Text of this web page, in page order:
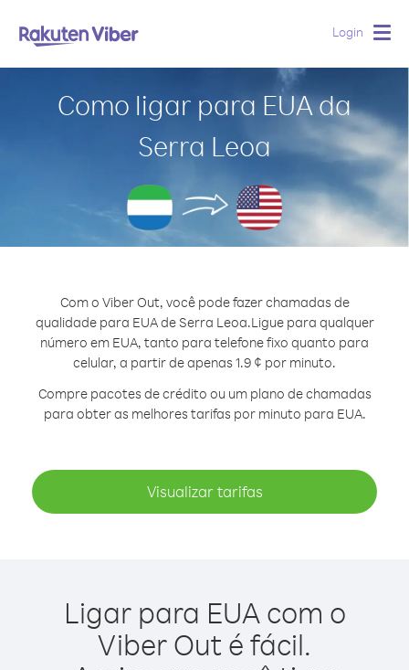
Login
Como ligar para EUA da
Serra Leoa
Com o Viber Out, você pode fazer chamadas de
qualidade para EUA de Serra Leoa.Ligue para qualquer
número em EUA, tanto para telefone fixo quanto para
celular, a partir de apenas 1.9 ¢ por minuto.
Compre pacotes de crédito ou um plano de chamadas
para obter as melhores tarifas por minuto para EUA.
Visualizar tarifas
Ligar para EUA com o
Viber Out é fácil.